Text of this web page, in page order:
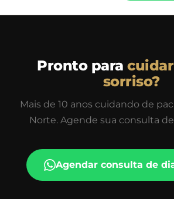
Pronto para
sorriso?
Mais de 10 anos cuidando de
Norte. Agende sua consulta
Agendar consulta de